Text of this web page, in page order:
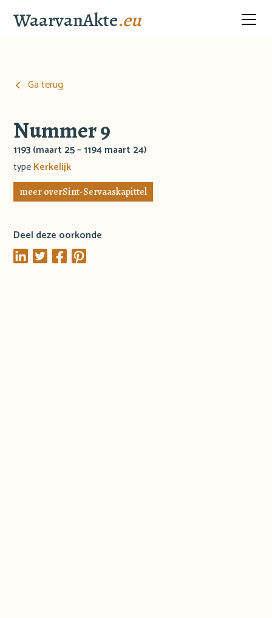
WaarvanAkte.eu
Ga terug
Nummer 9
1193 (maart 25 – 1194 maart 24)
typeKerkelijk
meer overSint-Servaaskapittel
Deel deze oorkonde